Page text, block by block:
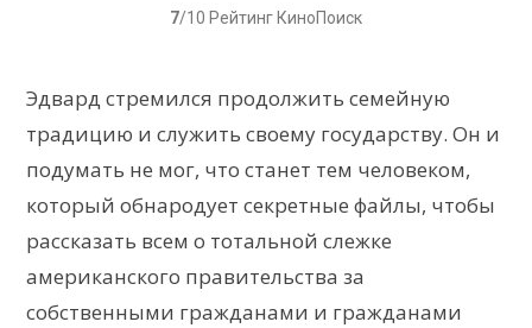
7/10 Рейтинг КиноПоиск
Эдвард стремился продолжить семейную
традицию и служить своему государству. Он и
подумать не мог, что станет тем человеком,
который обнародует секретные файлы, чтобы
рассказать всем о тотальной слежке
американского правительства за
собственными гражданами и гражданами